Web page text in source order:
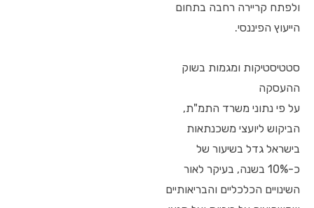
ולפתח קריירה רחבה בתחום
הייעוץ הפיננסי.
סטטיסטיקות ומגמות בשוק
ההעסקה
על פי נתוני משרד התמ"ת,
הביקוש ליועצי משכנתאות
בישראל גדל בשיעור של
כ-10% בשנה, בעיקר לאור
השינויים הכלכליים והבריאותיים